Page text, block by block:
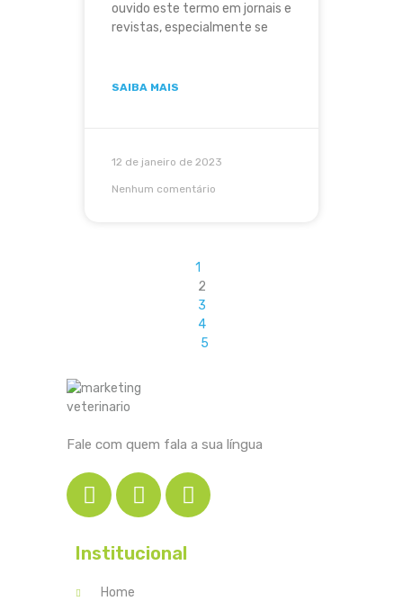
ouvido este termo em jornais e
revistas, especialmente se
SAIBA MAIS
12 de janeiro de 2023
Nenhum comentário
1
2
3
4
5
Fale com quem fala a sua língua
Institucional
Home